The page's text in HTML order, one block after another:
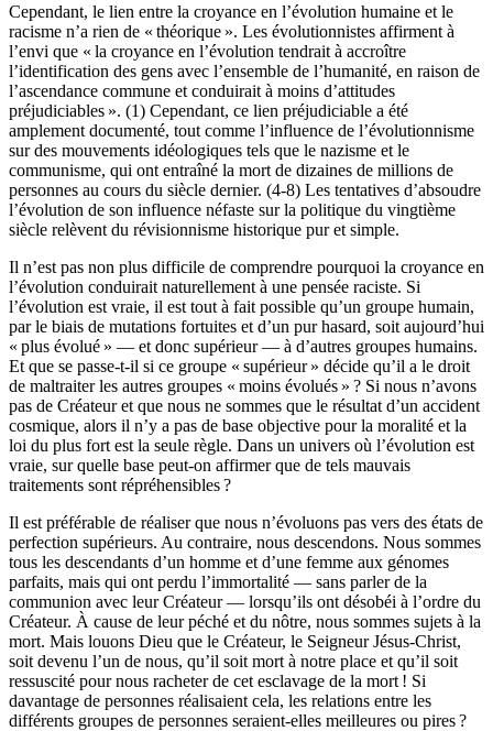
Cependant, le lien entre la croyance en l’évolution humaine et le
racisme n’a rien de « théorique ». Les évolutionnistes affirment à
l’envi que « la croyance en l’évolution tendrait à accroître
l’identification des gens avec l’ensemble de l’humanité, en raison de
l’ascendance commune et conduirait à moins d’attitudes
préjudiciables ». (1) Cependant, ce lien préjudiciable a été
amplement documenté, tout comme l’influence de l’évolutionnisme
sur des mouvements idéologiques tels que le nazisme et le
communisme, qui ont entraîné la mort de dizaines de millions de
personnes au cours du siècle dernier. (4-8) Les tentatives d’absoudre
l’évolution de son influence néfaste sur la politique du vingtième
siècle relèvent du révisionnisme historique pur et simple.
Il n’est pas non plus difficile de comprendre pourquoi la croyance en
l’évolution conduirait naturellement à une pensée raciste. Si
l’évolution est vraie, il est tout à fait possible qu’un groupe humain,
par le biais de mutations fortuites et d’un pur hasard, soit aujourd’hui
« plus évolué » — et donc supérieur — à d’autres groupes humains.
Et que se passe-t-il si ce groupe « supérieur » décide qu’il a le droit
de maltraiter les autres groupes « moins évolués » ? Si nous n’avons
pas de Créateur et que nous ne sommes que le résultat d’un accident
cosmique, alors il n’y a pas de base objective pour la moralité et la
loi du plus fort est la seule règle. Dans un univers où l’évolution est
vraie, sur quelle base peut-on affirmer que de tels mauvais
traitements sont répréhensibles ?
Il est préférable de réaliser que nous n’évoluons pas vers des états de
perfection supérieurs. Au contraire, nous descendons. Nous sommes
tous les descendants d’un homme et d’une femme aux génomes
parfaits, mais qui ont perdu l’immortalité — sans parler de la
communion avec leur Créateur — lorsqu’ils ont désobéi à l’ordre du
Créateur. À cause de leur péché et du nôtre, nous sommes sujets à la
mort. Mais louons Dieu que le Créateur, le Seigneur Jésus-Christ,
soit devenu l’un de nous, qu’il soit mort à notre place et qu’il soit
ressuscité pour nous racheter de cet esclavage de la mort ! Si
davantage de personnes réalisaient cela, les relations entre les
différents groupes de personnes seraient-elles meilleures ou pires ?